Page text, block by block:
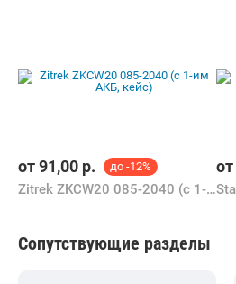
от91,00 р. до -12%
Zitrek ZKCW20 085-2040 (с 1-им АКБ, кейс)
от
Сопутствующие разделы